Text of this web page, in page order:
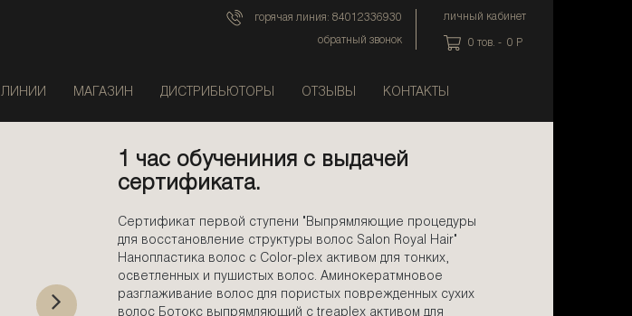
личный кабинет
0 тов. - 0 P
горячая линия: 84012336930
обратный звонок
ЛИНИИ МАГАЗИН ДИСТРИБЬЮТОРЫ ОТЗЫВЫ КОНТАКТЫ
1 час обучениния с выдачей
сертификата.
Сертификат первой ступени "Выпрямляющие процедуры
для восстановление структуры волос Salon Royal Hair"
Нанопластика волос с Color-plex активом для тонких,
осветленных и пушистых волос. Аминокератмновое
разглаживание волос для пористых поврежденных сухих
волос Ботокс выпрямляющий с treaplex активом для